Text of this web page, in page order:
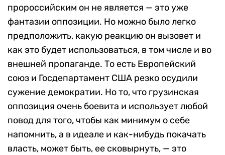
пророссийским он не является — это уже
фантазии оппозиции. Но можно было легко
предположить, какую реакцию он вызовет и
как это будет использоваться, в том числе и во
внешней пропаганде. То есть Европейский
союз и Госдепартамент США резко осудили
сужение демократии. Но то, что грузинская
оппозиция очень боевита и использует любой
повод для того, чтобы как минимум о себе
напомнить, а в идеале и как-нибудь покачать
власть, может быть, ее сковырнуть, — это